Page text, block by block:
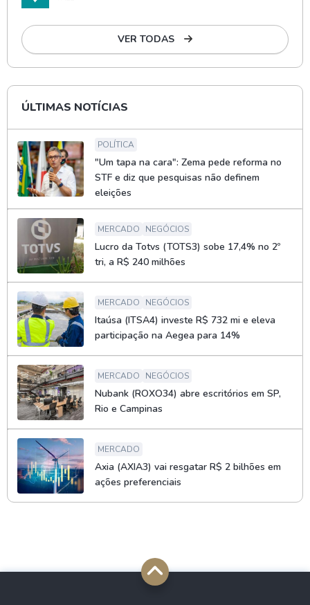
VER TODAS
ÚLTIMAS NOTÍCIAS
POLÍTICA
"Um tapa na cara": Zema pede reforma no
STF e diz que pesquisas não definem
eleições
MERCADO NEGÓCIOS
Lucro da Totvs (TOTS3) sobe 17,4% no 2º
tri, a R$ 240 milhões
MERCADO NEGÓCIOS
Itaúsa (ITSA4) investe R$ 732 mi e eleva
participação na Aegea para 14%
MERCADO NEGÓCIOS
Nubank (ROXO34) abre escritórios em SP,
Rio e Campinas
MERCADO
Axia (AXIA3) vai resgatar R$ 2 bilhões em
ações preferenciais